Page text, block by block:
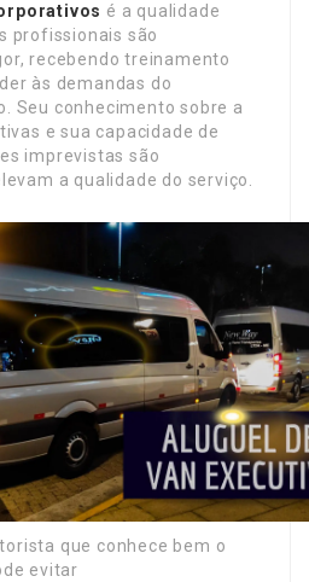
é a qualidade
profissionais são
recebendo treinamento
às demandas do
Seu conhecimento sobre a
e sua capacidade de
imprevistas são
a qualidade do serviço.
que conhece bem o
evitar